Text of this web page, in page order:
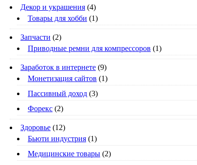
Декор и украшения (4)
Товары для хобби (1)
Запчасти (2)
Приводные ремни для компрессоров (1)
Заработок в интернете (9)
Монетизация сайтов (1)
Пассивный доход (3)
Форекс (2)
Здоровье (12)
Бьюти индустрия (1)
Медицинские товары (2)